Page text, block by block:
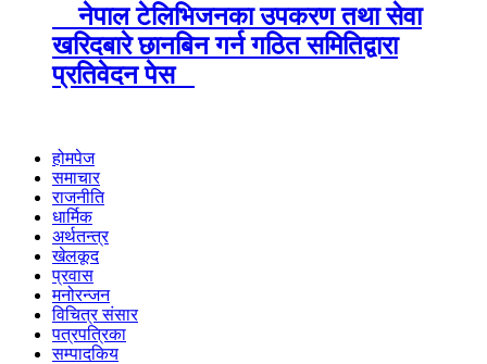
नेपाल टेलिभिजनका उपकरण तथा सेवा
खरिदबारे छानबिन गर्न गठित समितिद्वारा
प्रतिवेदन पेस
होमपेज
समाचार
राजनीति
धार्मिक
अर्थतन्त्र
खेलकूद
प्रवास
मनोरन्जन
विचित्र संसार
पत्रपत्रिका
सम्पादकिय